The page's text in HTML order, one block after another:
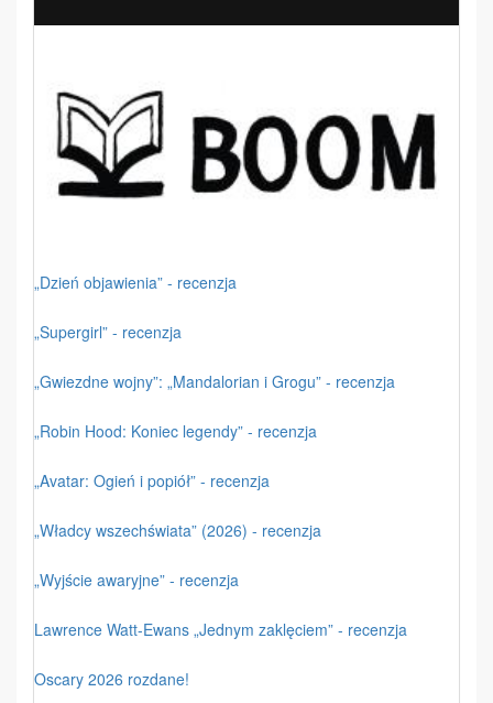
„Dzień objawienia” - recenzja
„Supergirl” - recenzja
„Gwiezdne wojny”: „Mandalorian i Grogu” - recenzja
„Robin Hood: Koniec legendy” - recenzja
„Avatar: Ogień i popiół” - recenzja
„Władcy wszechświata” (2026) - recenzja
„Wyjście awaryjne” - recenzja
Lawrence Watt-Ewans „Jednym zaklęciem” - recenzja
Oscary 2026 rozdane!